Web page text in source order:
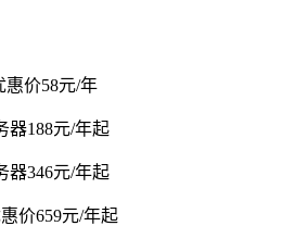
惠价58元/年
器188元/年起
器346元/年起
价659元/年起